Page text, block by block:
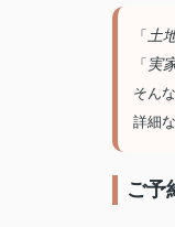
「 土
「 実
そん
詳細
ご予